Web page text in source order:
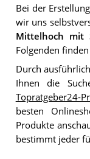
Bei der
wir uns
Mittelhoch mit
Folgenden
Durch
Ihnen die
Topratgeber24-
besten
Produkte
bestimmt jeder